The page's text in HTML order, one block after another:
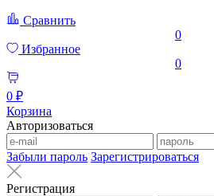
Сравнить
0
Избранное
0
0 ₽
Корзина
Авторизоваться
Забыли пароль Зарегистрироваться
Регистрация